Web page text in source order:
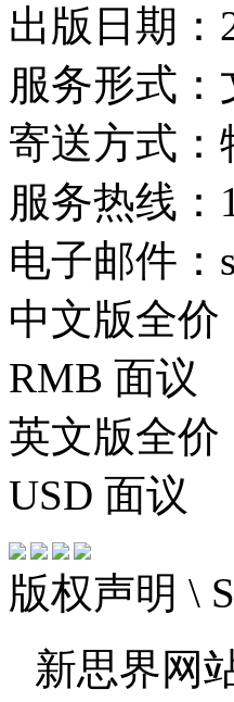
出版日期：
服务形式：
寄送方式：
服务热线：
电子邮件：
中文版全价
RMB 面议
英文版全价
USD 面议
版权声明 \
新思界网